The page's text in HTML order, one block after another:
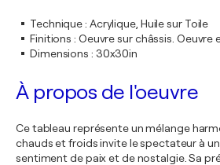
Technique: Acrylique, Huile sur Toile
Finitions : Oeuvre sur châssis. Oeuvre
Dimensions : 30x30in
À propos de l'oeuvre
Ce tableau représente un mélange
chauds et froids invite le spectateur à
sentiment de paix et de nostalgie. Sa